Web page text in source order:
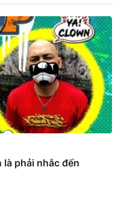
là phải nhắc đến